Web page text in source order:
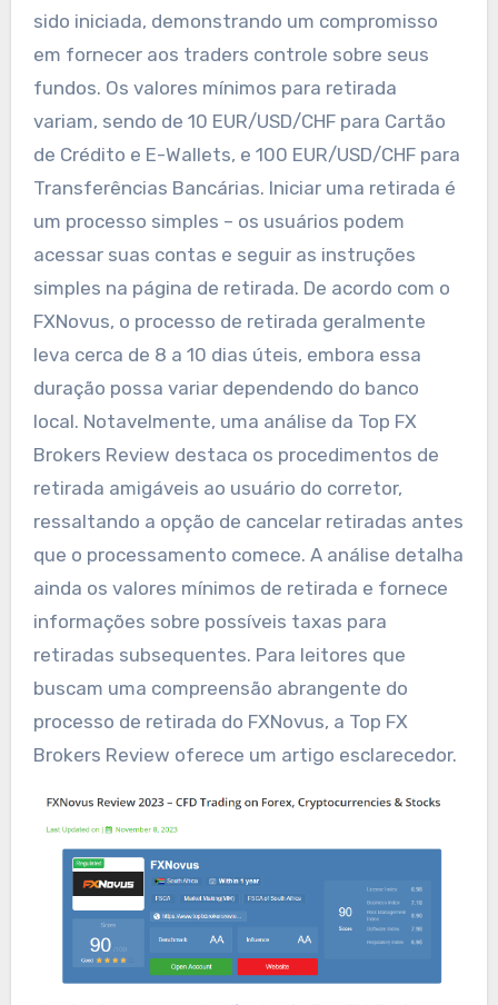
sido iniciada, demonstrando um compromisso
em fornecer aos traders controle sobre seus
fundos. Os valores mínimos para retirada
variam, sendo de 10 EUR/USD/CHF para Cartão
de Crédito e E-Wallets, e 100 EUR/USD/CHF para
Transferências Bancárias. Iniciar uma retirada é
um processo simples – os usuários podem
acessar suas contas e seguir as instruções
simples na página de retirada. De acordo com o
FXNovus, o processo de retirada geralmente
leva cerca de 8 a 10 dias úteis, embora essa
duração possa variar dependendo do banco
local. Notavelmente, uma análise da Top FX
Brokers Review destaca os procedimentos de
retirada amigáveis ao usuário do corretor,
ressaltando a opção de cancelar retiradas antes
que o processamento comece. A análise detalha
ainda os valores mínimos de retirada e fornece
informações sobre possíveis taxas para
retiradas subsequentes. Para leitores que
buscam uma compreensão abrangente do
processo de retirada do FXNovus, a Top FX
Brokers Review oferece um artigo esclarecedor.